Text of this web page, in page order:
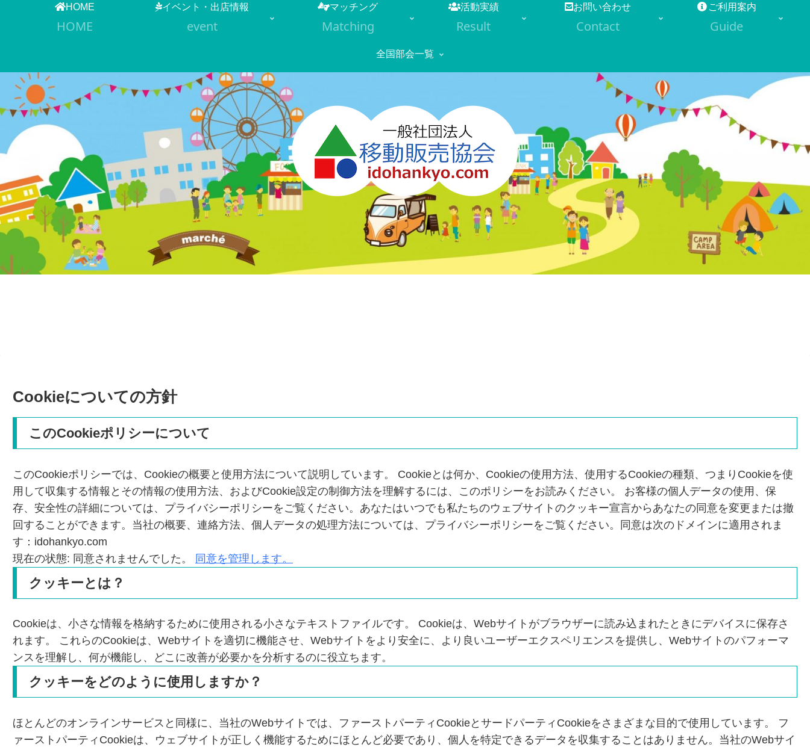
HOME
HOME
イベント・出店情報
event
マッチング
Matching
活動実績
Result
お問い合わせ
Contact
ご利用案内
Guide
全国部会一覧
Cookieについての方針
このCookieポリシーについて
このCookieポリシーでは、Cookieの概要と使用方法について説明しています。 Cookieとは何か、Cookieの使用方法、使用するCookieの種類、つまりCookieを使
用して収集する情報とその情報の使用方法、およびCookie設定の制御方法を理解するには、このポリシーをお読みください。 お客様の個人データの使用、保
存、安全性の詳細については、プライバシーポリシーをご覧ください。あなたはいつでも私たちのウェブサイトのクッキー宣言からあなたの同意を変更または撤
回することができます。当社の概要、連絡方法、個人データの処理方法については、プライバシーポリシーをご覧ください。同意は次のドメインに適用されま
す：idohankyo.com
現在の状態: 同意されませんでした。
同意を管理します。
クッキーとは？
Cookieは、小さな情報を格納するために使用される小さなテキストファイルです。 Cookieは、Webサイトがブラウザーに読み込まれたときにデバイスに保存さ
れます。 これらのCookieは、Webサイトを適切に機能させ、Webサイトをより安全に、より良いユーザーエクスペリエンスを提供し、Webサイトのパフォーマ
ンスを理解し、何が機能し、どこに改善が必要かを分析するのに役立ちます。
クッキーをどのように使用しますか？
ほとんどのオンラインサービスと同様に、当社のWebサイトでは、ファーストパーティCookieとサードパーティCookieをさまざまな目的で使用しています。 フ
ァーストパーティCookieは、ウェブサイトが正しく機能するためにほとんど必要であり、個人を特定できるデータを収集することはありません。当社のWebサイ